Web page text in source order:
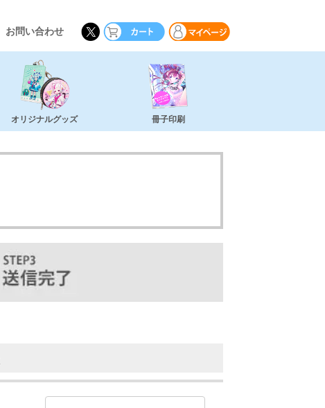
お問い合わせ
オリジナルグッズ 冊子印刷